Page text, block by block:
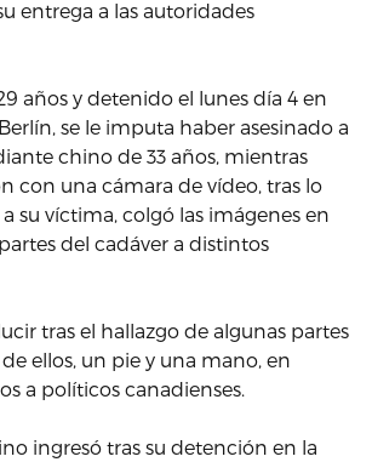
entrega a las autoridades
años y detenido el lunes día 4 en
se le imputa haber asesinado a
chino de 33 años, mientras
con una cámara de vídeo, tras lo
su víctima, colgó las imágenes en
del cadáver a distintos
tras el hallazgo de algunas partes
ellos, un pie y una mano, en
a políticos canadienses.
ingresó tras su detención en la